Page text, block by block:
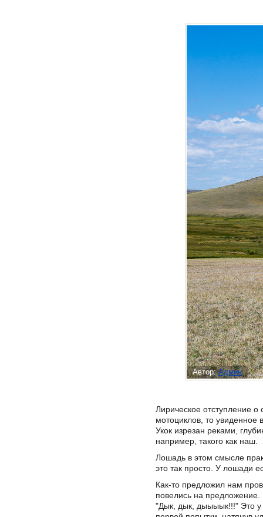
Автор:Админ
Лирическое отступление
мотоциклов, то увиденное
Укок изрезан реками,
например, такого как наш.
Лошадь в этом смысле
это так просто. У лошади
Как-то предложил нам
повелись на
"Дык, дык, дыыыык!!!" Это у